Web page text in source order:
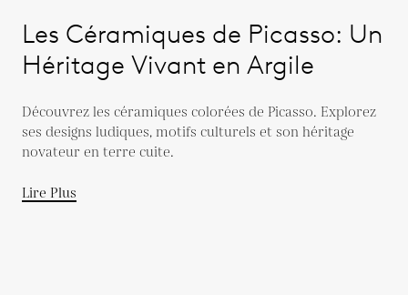
Les Céramiques de Picasso: Un
Héritage Vivant en Argile
Découvrez les céramiques colorées de Picasso. Explorez
ses designs ludiques, motifs culturels et son héritage
novateur en terre cuite.
Lire Plus